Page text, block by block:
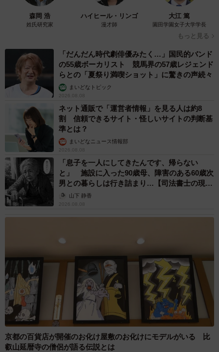
森岡 浩
姓氏研究家
ハイヒール・リンゴ
漫才師
大江 篤
園田学園女子大学学長
もっと見る
「だんだん時代劇俳優みたく…」国民的バンド
の55歳ボーカリスト 競馬界の57歳レジェンド
らとの「夏祭り満喫ショット」に驚きの声続々
まいどなトピック
2026.08.08
ネット通販で「運営者情報」を見る人は約8
割 信頼できるサイト・怪しいサイトの判断基
準とは？
まいどなニュース情報部
2026.08.08
「息子を一人にしてきたんです、帰らない
と」 施設に入った90歳母、障害のある60歳次
男との暮らしは行き詰まり…【司法書士の現場
から】山下 静香
2026.08.08
京都の百貨店が開催のお化け屋敷のお化けにモデルがいる 比
叡山延暦寺の僧侶が語る伝説とは